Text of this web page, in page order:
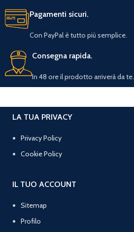
Pagamenti sicuri.
Con PayPal è tutto più semplice.
Consegna rapida.
In 48 ore il prodotto arriverà da te.
LA TUA PRIVACY
Privacy Policy
Cookie Policy
IL TUO ACCOUNT
Sitemap
Profilo